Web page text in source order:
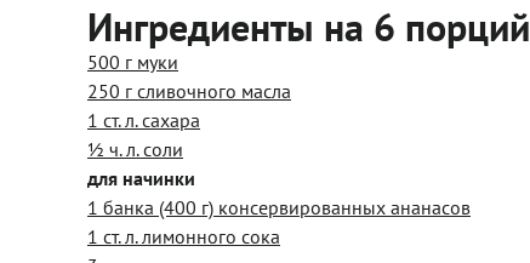
Ингредиенты на 6 порций
500 г муки
250 г сливочного масла
1 ст. л. сахара
½ ч. л. соли
для начинки
1 банка (400 г) консервированных ананасов
1 ст. л. лимонного сока